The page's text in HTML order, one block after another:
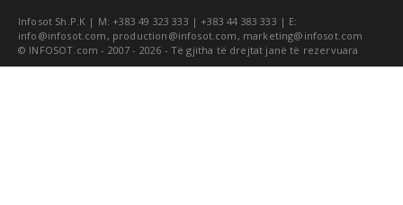
Infosot Sh.P.K | M: +383 49 323 333 | +383 44 383 333 | E:
info@infosot.com , production@infosot.com , marketing@infosot.com
© INFOSOT.com - 2007 - 2026 - Të gjitha të drejtat janë të rezervuara